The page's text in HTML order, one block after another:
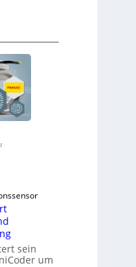
sein
um